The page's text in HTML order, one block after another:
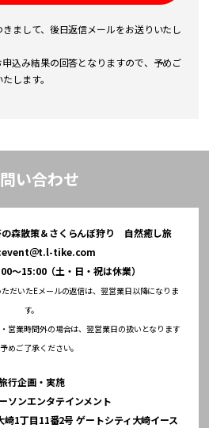
まして、後日返信メールをお送りいたし
込み結果の回答となりますので、予めご
します。
い合わせ
森散策＆さくらんぼ狩り 自然癒し旅
＠t.l-tike.com
～15:00（土・日・祝は休業）
だいたEメールの返信は、翌営業日以降になりま
す。
営業時間外の場合は、翌営業日の扱いとなります
めご了承ください。
行企画・実施
ソンエンタテインメント
1丁目11番2号 ゲートシティ大崎イース